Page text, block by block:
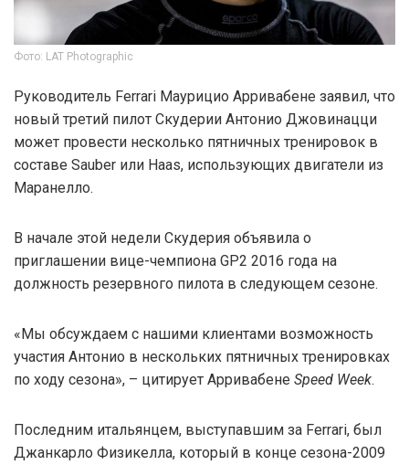
Фото: LAT Photographic
Руководитель Ferrari Маурицио Арривабене заявил, что
новый третий пилот Скудерии Антонио Джовинацци
может провести несколько пятничных тренировок в
составе Sauber или Haas, использующих двигатели из
Маранелло.
В начале этой недели Скудерия объявила о
приглашении вице-чемпиона GP2 2016 года на
должность резервного пилота в следующем сезоне.
«Мы обсуждаем с нашими клиентами возможность
участия Антонио в нескольких пятничных тренировках
по ходу сезона», – цитирует Арривабене Speed Week.
Последним итальянцем, выступавшим за Ferrari, был
Джанкарло Физикелла, который в конце сезона-2009